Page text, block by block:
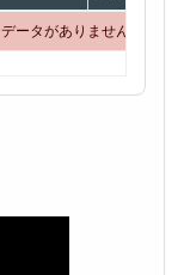
データがありません